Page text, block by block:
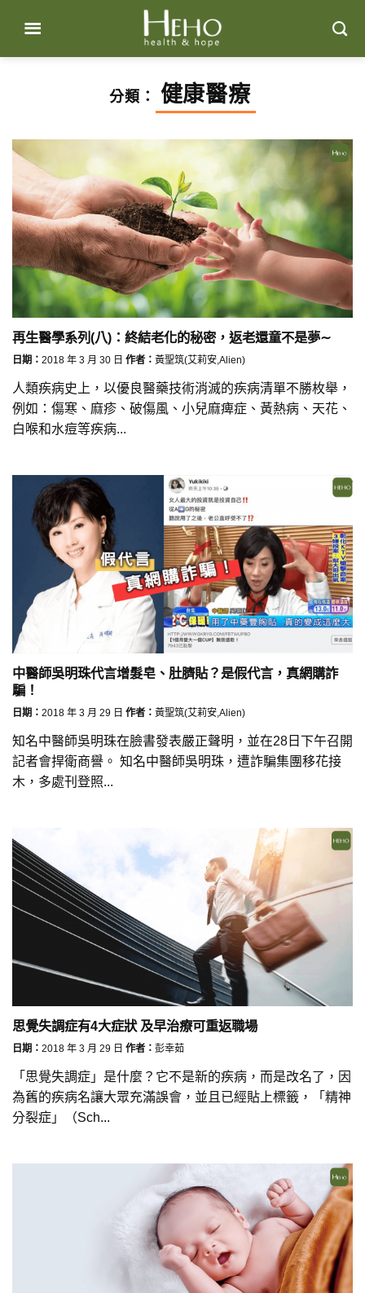
content
分類： 健康醫療
再生醫學系列(八)：終結老化的秘密，返老還童不是夢∼
日期： 2018 年 3 月 30 日 作者： 黃聖筑(艾莉安,Alien)
人類疾病史上，以優良醫藥技術消滅的疾病清單不勝枚舉，
例如：傷寒、麻疹、破傷風、小兒麻痺症、黃熱病、天花、
白喉和水痘等疾病...
中醫師吳明珠代言增髮皂、肚臍貼？是假代言，真網購詐
騙！
日期： 2018 年 3 月 29 日 作者： 黃聖筑(艾莉安,Alien)
知名中醫師吳明珠在臉書發表嚴正聲明，並在28日下午召開
記者會捍衛商譽。 知名中醫師吳明珠，遭詐騙集團移花接
木，多處刊登照...
思覺失調症有4大症狀 及早治療可重返職場
日期： 2018 年 3 月 29 日 作者： 彭幸茹
「思覺失調症」是什麼？它不是新的疾病，而是改名了，因
為舊的疾病名讓大眾充滿誤會，並且已經貼上標籤，「精神
分裂症」（Sch...